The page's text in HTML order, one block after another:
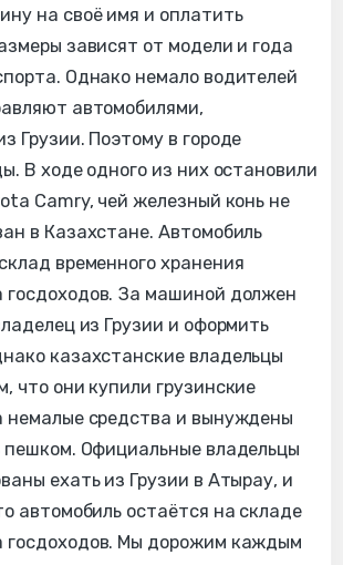
на своё имя и оплатить
зависят от модели и года
Однако немало водителей
автомобилями,
Грузии. Поэтому в городе
В ходе одного из них остановили
Camry, чей железный конь не
в Казахстане. Автомобиль
временного хранения
госдоходов. За машиной должен
из Грузии и оформить
казахстанские владельцы
что они купили грузинские
немалые средства и вынуждены
пешком. Официальные владельцы
ехать из Грузии в Атырау, и
автомобиль остаётся на складе
госдоходов. Мы дорожим каждым